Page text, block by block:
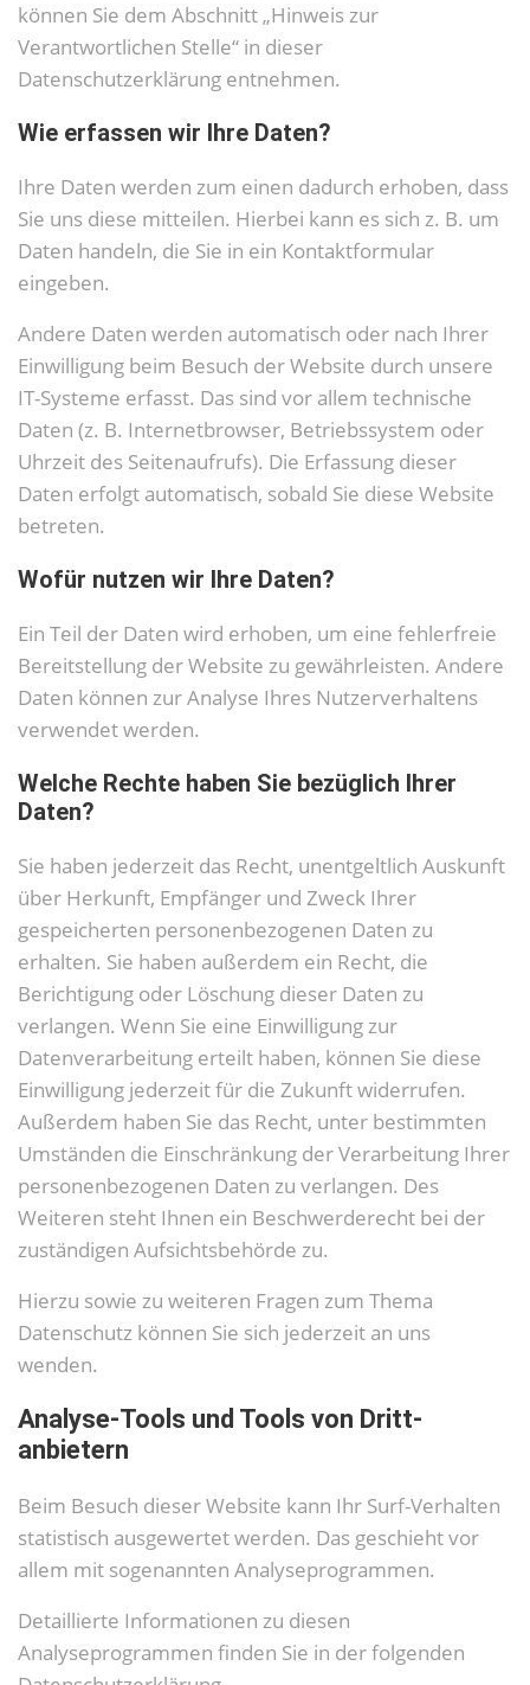
können Sie dem Abschnitt „Hinweis zur
Verantwortlichen Stelle“ in dieser
Datenschutzerklärung entnehmen.
Wie erfassen wir Ihre Daten?
Ihre Daten werden zum einen dadurch erhoben, dass
Sie uns diese mitteilen. Hierbei kann es sich z. B. um
Daten handeln, die Sie in ein Kontaktformular
eingeben.
Andere Daten werden automatisch oder nach Ihrer
Einwilligung beim Besuch der Website durch unsere
IT-Systeme erfasst. Das sind vor allem technische
Daten (z. B. Internetbrowser, Betriebssystem oder
Uhrzeit des Seitenaufrufs). Die Erfassung dieser
Daten erfolgt automatisch, sobald Sie diese Website
betreten.
Wofür nutzen wir Ihre Daten?
Ein Teil der Daten wird erhoben, um eine fehlerfreie
Bereitstellung der Website zu gewährleisten. Andere
Daten können zur Analyse Ihres Nutzerverhaltens
verwendet werden.
Welche Rechte haben Sie bezüglich Ihrer
Daten?
Sie haben jederzeit das Recht, unentgeltlich Auskunft
über Herkunft, Empfänger und Zweck Ihrer
gespeicherten personenbezogenen Daten zu
erhalten. Sie haben außerdem ein Recht, die
Berichtigung oder Löschung dieser Daten zu
verlangen. Wenn Sie eine Einwilligung zur
Datenverarbeitung erteilt haben, können Sie diese
Einwilligung jederzeit für die Zukunft widerrufen.
Außerdem haben Sie das Recht, unter bestimmten
Umständen die Einschränkung der Verarbeitung Ihrer
personenbezogenen Daten zu verlangen. Des
Weiteren steht Ihnen ein Beschwerderecht bei der
zuständigen Aufsichtsbehörde zu.
Hierzu sowie zu weiteren Fragen zum Thema
Datenschutz können Sie sich jederzeit an uns
wenden.
Analyse-Tools und Tools von Dritt­
anbietern
Beim Besuch dieser Website kann Ihr Surf-Verhalten
statistisch ausgewertet werden. Das geschieht vor
allem mit sogenannten Analyseprogrammen.
Detaillierte Informationen zu diesen
Analyseprogrammen finden Sie in der folgenden